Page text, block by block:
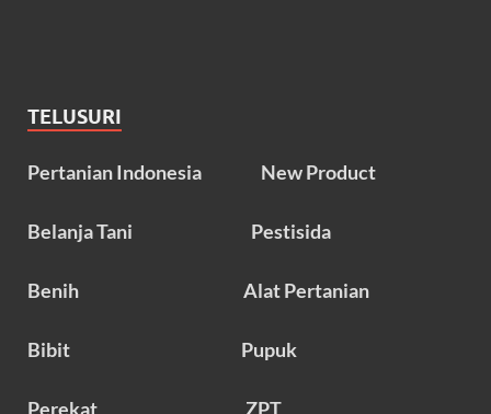
TELUSURI
Pertanian Indonesia New Product
Belanja Tani Pestisida
Benih Alat Pertanian
Bibit Pupuk
Perekat ZPT